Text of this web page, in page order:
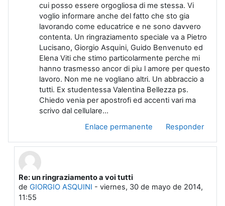
cui posso essere orgogliosa di me stessa. Vi
voglio informare anche del fatto che sto gia
lavorando come educatrice e ne sono davvero
contenta. Un ringraziamento speciale va a Pietro
Lucisano, Giorgio Asquini, Guido Benvenuto ed
Elena Viti che stimo particolarmente perche mi
hanno trasmesso ancor di piu l amore per questo
lavoro. Non me ne vogliano altri. Un abbraccio a
tutti. Ex studentessa Valentina Bellezza ps.
Chiedo venia per apostrofi ed accenti vari ma
scrivo dal cellulare...
Enlace permanente
Responder
En respuesta a Usuario eliminado
Re: un ringraziamento a voi tutti
deGIORGIO ASQUINI -viernes, 30 de mayo de 2014,
11:55